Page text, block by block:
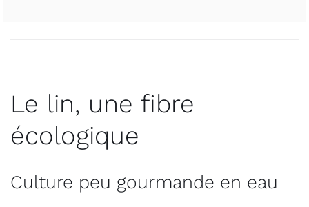
Le lin, une fibre
écologique
Culture peu gourmande en eau